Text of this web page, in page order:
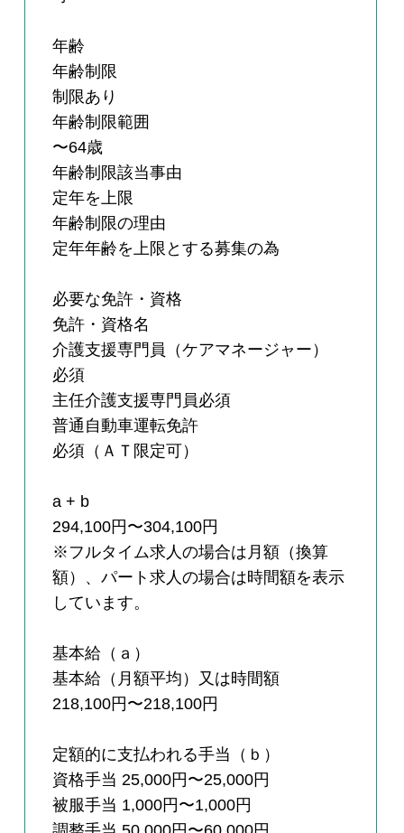
年齢
年齢制限
制限あり
年齢制限範囲
〜64歳
年齢制限該当事由
定年を上限
年齢制限の理由
定年年齢を上限とする募集の為
必要な免許・資格
免許・資格名
介護支援専門員（ケアマネージャー）
必須
主任介護支援専門員必須
普通自動車運転免許
必須（ＡＴ限定可）
a + b
294,100円〜304,100円
※フルタイム求人の場合は月額（換算
額）、パート求人の場合は時間額を表示
しています。
基本給（ａ）
基本給（月額平均）又は時間額
218,100円〜218,100円
定額的に支払われる手当（ｂ）
資格手当 25,000円〜25,000円
被服手当 1,000円〜1,000円